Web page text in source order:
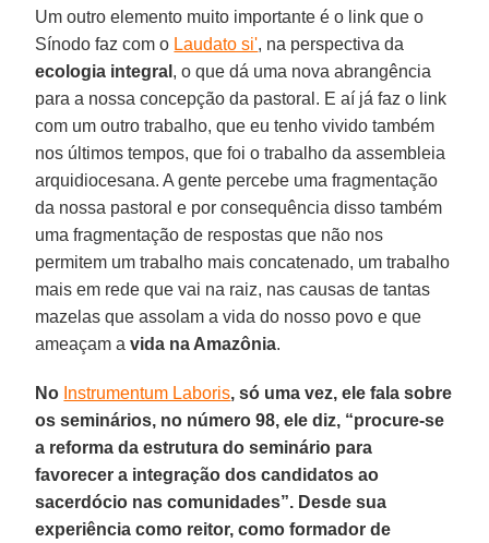
Um outro elemento muito importante é o link que o
Sínodo faz com o Laudato si', na perspectiva da
ecologia integral , o que dá uma nova abrangência
para a nossa concepção da pastoral. E aí já faz o link
com um outro trabalho, que eu tenho vivido também
nos últimos tempos, que foi o trabalho da assembleia
arquidiocesana. A gente percebe uma fragmentação
da nossa pastoral e por consequência disso também
uma fragmentação de respostas que não nos
permitem um trabalho mais concatenado, um trabalho
mais em rede que vai na raiz, nas causas de tantas
mazelas que assolam a vida do nosso povo e que
ameaçam avida na Amazônia.
No Instrumentum Laboris, só uma vez, ele fala sobre
os seminários, no número 98, ele diz, “procure-se
a reforma da estrutura do seminário para
favorecer a integração dos candidatos ao
sacerdócio nas comunidades”. Desde sua
experiência como reitor, como formador de